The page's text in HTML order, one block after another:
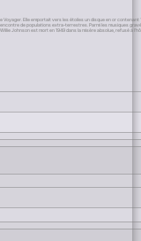
Voyager. Elle emportait vers les étoiles un disque en or
de populations extra-terrestres. Parmi les musiques
Johnson est mort en 1949 dans la misère absolue, refusé à